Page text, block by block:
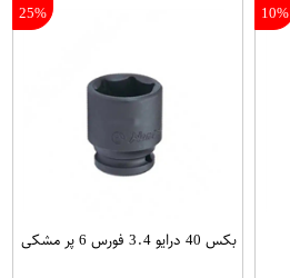
10%
25%
بکس 40 درایو 3.4 فورس 6 پر مشکی